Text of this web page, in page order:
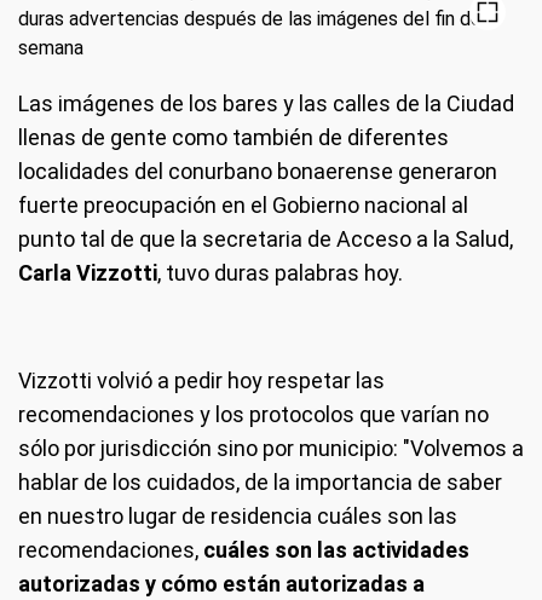
Las imágenes de los bares y las calles de la Ciudad
llenas de gente como también de diferentes
localidades del conurbano bonaerense generaron
fuerte preocupación en el Gobierno nacional al
punto tal de que la secretaria de Acceso a la Salud,
Carla Vizzotti, tuvo duras palabras hoy.
Vizzotti volvió a pedir hoy respetar las
recomendaciones y los protocolos que varían no
sólo por jurisdicción sino por municipio: "Volvemos a
hablar de los cuidados, de la importancia de saber
en nuestro lugar de residencia cuáles son las
recomendaciones, cuáles son las actividades
autorizadas y cómo están autorizadas a